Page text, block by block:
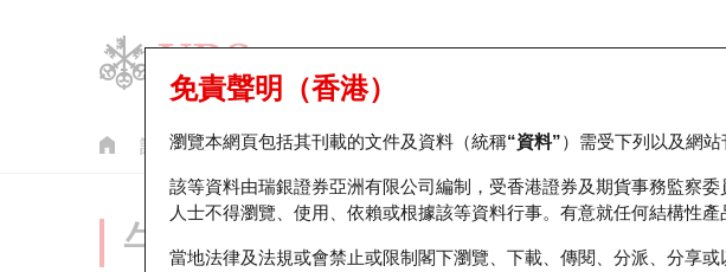
認股證 牛熊證 美股指數產品 輪證市場統計 正股資料及市場統計
免責聲明（香港）
瀏覽本網頁包括其刊載的文件及資料（統稱“資料”）需受下列以及網站
該等資料由瑞銀證券亞洲有限公司編制，受香港證券及期貨事務監察
人士不得瀏覽、使用、依賴或根據該等資料行事。有意就任何結構性
當地法律及法規或會禁止或限制閣下瀏覽、下載、傳閱、分派、分享
牛熊證分析儀